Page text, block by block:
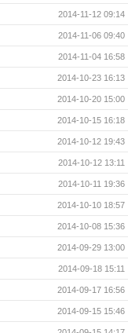
2014-11-12 09:14
2014-11-06 09:40
2014-11-04 16:58
2014-10-23 16:13
2014-10-20 15:00
2014-10-15 16:18
2014-10-12 19:43
2014-10-12 13:11
2014-10-11 19:36
2014-10-10 18:57
2014-10-08 15:36
2014-09-29 13:00
2014-09-18 15:11
2014-09-17 16:56
2014-09-15 15:46